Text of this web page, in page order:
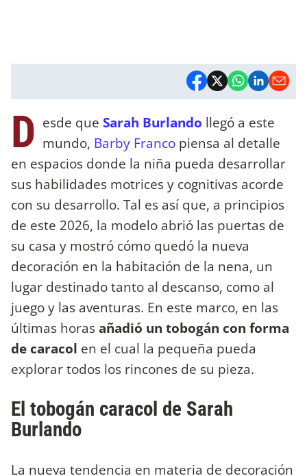
D esde que Sarah Burlando llegó a este
mundo, Barby Franco piensa al detalle
en espacios donde la niña pueda desarrollar
sus habilidades motrices y cognitivas acorde
con su desarrollo. Tal es así que, a principios
de este 2026, la modelo abrió las puertas de
su casa y mostró cómo quedó la nueva
decoración en la habitación de la nena, un
lugar destinado tanto al descanso, como al
juego y las aventuras. En este marco, en las
últimas horasañadió un tobogán con forma
de caracol en el cual la pequeña pueda
explorar todos los rincones de su pieza.
El tobogán caracol de Sarah
Burlando
La nueva tendencia en materia de decoración